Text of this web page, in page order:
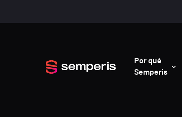
Por qué
Semperis